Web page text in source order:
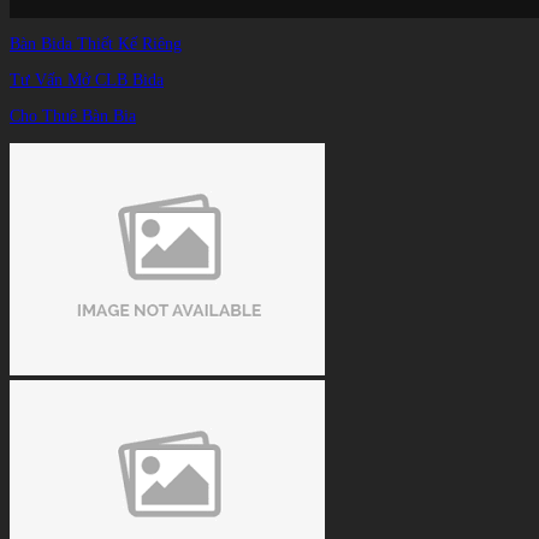
Bàn Bida Thiết Kế Riêng
Tư Vấn Mở CLB Bida
Cho Thuê Bàn Bia